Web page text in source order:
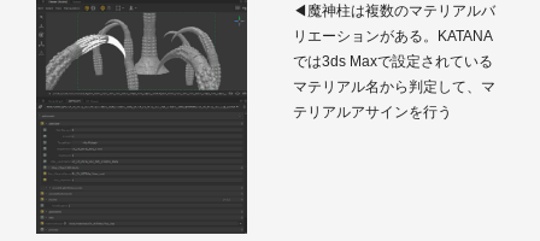
◀魔神柱は複数のマテリアルバ
リエーションがある。KATANA
では3ds Maxで設定されている
マテリアル名から判定して、マ
テリアルアサインを行う